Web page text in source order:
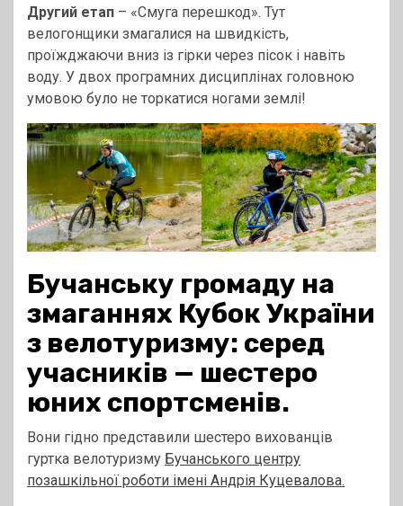
Другий етап – «Смуга перешкод». Тут
велогонщики змагалися на швидкість,
проїжджаючи вниз із гірки через пісок і навіть
воду. У двох програмних дисциплінах головною
умовою було не торкатися ногами землі!
Бучанську громаду на
змаганнях Кубок України
з велотуризму: серед
учасників — шестеро
юних спортсменів.
Вони гідно представили шестеро вихованців
гуртка велотуризму Бучанського центру
позашкільної роботи імені Андрія Куцевалова.